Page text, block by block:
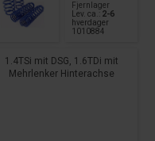
Fjernlager
Lev. ca.:
2-6
hverdager
1010884
1.4TSi mit DSG, 1.6TDi mit
Mehrlenker Hinterachse